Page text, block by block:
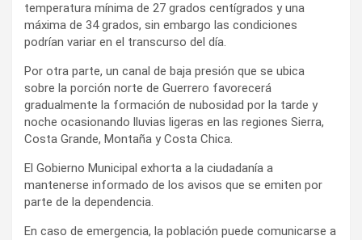
temperatura mínima de 27 grados centígrados y una
máxima de 34 grados, sin embargo las condiciones
podrían variar en el transcurso del día.
Por otra parte, un canal de baja presión que se ubica
sobre la porción norte de Guerrero favorecerá
gradualmente la formación de nubosidad por la tarde y
noche ocasionando lluvias ligeras en las regiones Sierra,
Costa Grande, Montaña y Costa Chica.
El Gobierno Municipal exhorta a la ciudadanía a
mantenerse informado de los avisos que se emiten por
parte de la dependencia.
En caso de emergencia, la población puede comunicarse a